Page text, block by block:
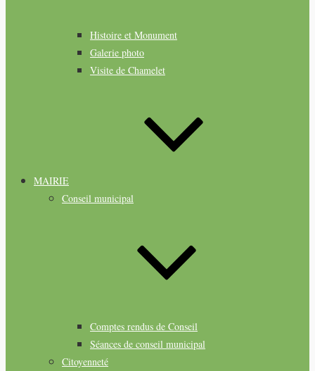
Histoire et Monument
Galerie photo
Visite de Chamelet
MAIRIE
Conseil municipal
Comptes rendus de Conseil
Séances de conseil municipal
Citoyenneté